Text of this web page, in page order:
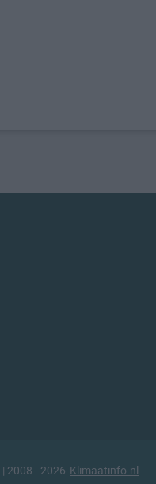
| 2008 - 2026 Klimaatinfo.nl